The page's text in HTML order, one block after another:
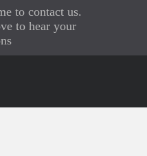
to contact us.
to hear your